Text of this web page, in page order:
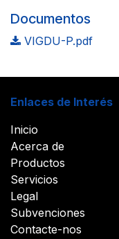
Documentos
VIGDU-P.pdf
Enlaces de Interés
Inicio
Acerca de
Productos
Servicios
Legal
Subvenciones
Contacte-nos